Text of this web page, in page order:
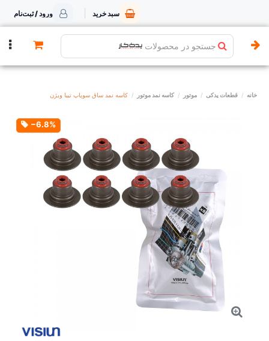
سبد خرید ورود / ثبت‌نام
جستجو در محصولات
خانه قطعات یدکی موتور کاسه نمد موتور کاسه نمد ساق سوپاپ تیبا ویژن
‎−6.8%